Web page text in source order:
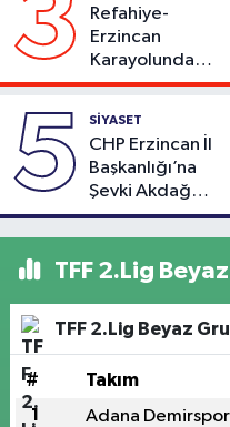
3
Refahiye-
Erzincan
Karayolunda
Kaza: Otomobil
2 Kişi Yaralandı
5 SİYASET
CHP Erzincan İl
Başkanlığı’na
Şevki Akdağ
Atandı!
TFF 2.Lig
TFF 2.Lig Beyaz
# Takım
1 Adana Demirspor